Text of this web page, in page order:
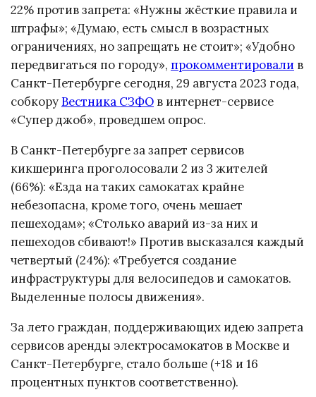
22% против запрета: «Нужны жёсткие правила и
штрафы»; «Думаю, есть смысл в возрастных
ограничениях, но запрещать не стоит»; «Удобно
передвигаться по городу», прокомментировали в
Санкт-Петербурге сегодня, 29 августа 2023 года,
собкоруВестника СЗФО в интернет-сервисе
«Супер джоб», проведшем опрос.
В Санкт-Петербурге за запрет сервисов
кикшеринга проголосовали 2 из 3 жителей
(66%): «Езда на таких самокатах крайне
небезопасна, кроме того, очень мешает
пешеходам»; «Столько аварий из-за них и
пешеходов сбивают!» Против высказался каждый
четвертый (24%): «Требуется создание
инфраструктуры для велосипедов и самокатов.
Выделенные полосы движения».
За лето граждан, поддерживающих идею запрета
сервисов аренды электросамокатов в Москве и
Санкт-Петербурге, стало больше (+18 и 16
процентных пунктов соответственно).